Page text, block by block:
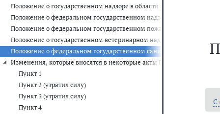
Положение о государственном надзоре в области использования и
Положение о федеральном государственном надзоре в области
Положение о федеральном государственном пожарном надзоре в
Положение о государственном ветеринарном надзоре (утратило
Положение о федеральном государственном санитарно-
Изменения, которые вносятся в некоторые акты Правительства
Пункт 1
Пункт 2 (утратил силу)
Пункт 3 (утратил силу)
Пункт 4
С